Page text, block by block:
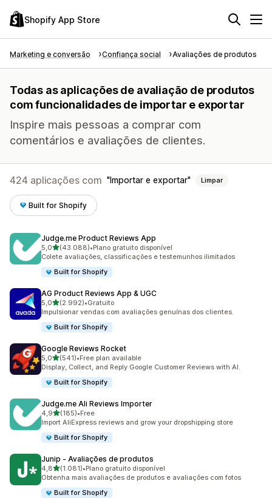
Shopify App Store
Marketing e conversão Confiança social Avaliações de produtos
Todas as aplicações de avaliação de produtos
com funcionalidades de importar e exportar
Inspire mais pessoas a comprar com
comentários e avaliações de clientes.
424 aplicações com Importar e exportar Limpar
Built for Shopify
Judge.me Product Reviews App
5,0de 5 estrelas
(43.088)
43088 total de avaliações
•Plano gratuito disponível
Colete avaliações, classificações e testemunhos ilimitados
Built for Shopify
AG Product Reviews App & UGC
5,0de 5 estrelas
(2.992)
2992 total de avaliações
•Gratuito
Impulsionar vendas com avaliações genuínas dos clientes.
Built for Shopify
Google Reviews Rocket
5,0de 5 estrelas
(541)
541 total de avaliações
•Free plan available
Display, Collect, and Reply Google Customer Reviews with AI.
Built for Shopify
Judge.me Ali Reviews Importer
4,9de 5 estrelas
(185)
185 total de avaliações
•Free
Import AliExpress reviews and grow your dropshipping store
Built for Shopify
Junip ‑ Avaliações de produtos
4,8de 5 estrelas
(1.081)
1081 total de avaliações
•Plano gratuito disponível
Obtenha mais avaliações de produtos e avaliações com fotos
Built for Shopify